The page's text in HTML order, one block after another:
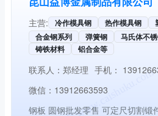
主营: 冷作模具钢 热作模具钢
合金钢系列
弹簧钢 马氏体不
铸铁材料
铝合金等
联系人： 郑经理 手机：
微信： 13912663593
钢板 圆钢批发零售 可定尺切割锻